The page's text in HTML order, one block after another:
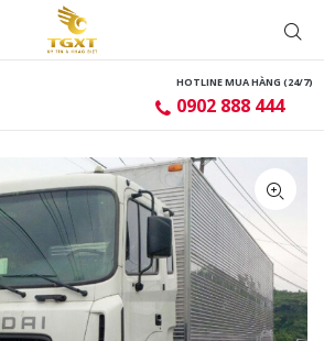
HOTLINE MUA HÀNG (24/7)
0902 888 444